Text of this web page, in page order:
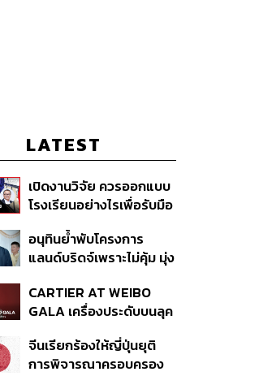
LATEST
เปิดงานวิจัย ควรออกแบบ
โรงเรียนอย่างไรเพื่อรับมือ
อนุทินย้ำพับโครงการ
แลนด์บริดจ์เพราะไม่คุ้ม มุ่ง
รองรับอ่าวไทย-อันดามัน
CARTIER AT WEIBO
GALA เครื่องประดับบนลุค
สำคัญ
จีนเรียกร้องให้ญี่ปุ่นยุติ
การพิจารณาครอบครอง